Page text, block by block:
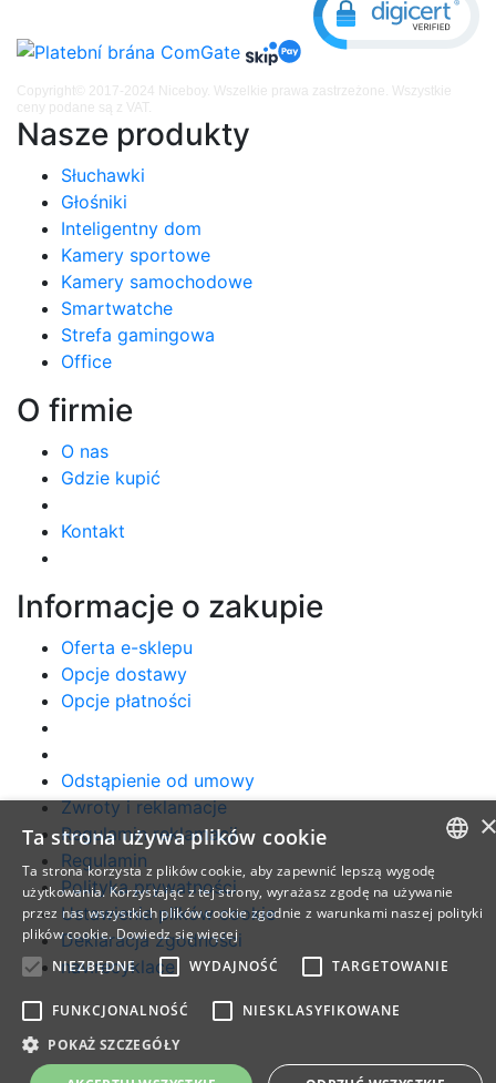
Nasze produkty
Słuchawki
Głośniki
Inteligentny dom
Kamery sportowe
Kamery samochodowe
Smartwatche
Strefa gamingowa
Office
O firmie
O nas
Gdzie kupić
Kontakt
Informacje o zakupie
Oferta e-sklepu
Opcje dostawy
Opcje płatności
Odstąpienie od umowy
Zwroty i reklamacje
Regulamin reklamacji
Regulamin
Polityka prywatności
Ustawienia plików cookie
Deklaracja zgodności
nav.recyklace
Copyright© 2017-2024 Niceboy. Wszelkie prawa zastrzeżone. Wszystkie
ceny podane są z VAT.
CZECH
SLOVAK
ENGLISH
Ta strona używa plików cookie
Ta strona korzysta z plików cookie, aby zapewnić lepszą wygodę
użytkowania. Korzystając z tej strony, wyrażasz zgodę na używanie
przez nas wszystkich plików cookie zgodnie z warunkami naszej polityki
plików cookie. Dowiedz się więcej
NIEZBĘDNE
WYDAJNOŚĆ TARGETOWANIE
FUNKCJONALNOŚĆ
NIESKLASYFIKOWANE
POKAŻ SZCZEGÓŁY